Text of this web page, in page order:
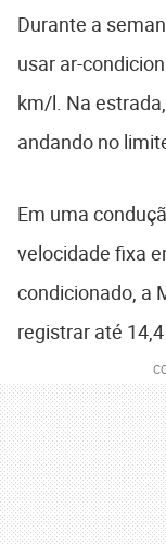
Durante a
usar ar-
km/l. Na
andando no
Em uma
velocidade fixa
condicionado, a
registrar até